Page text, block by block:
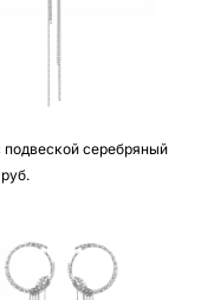
подвеской серебряный